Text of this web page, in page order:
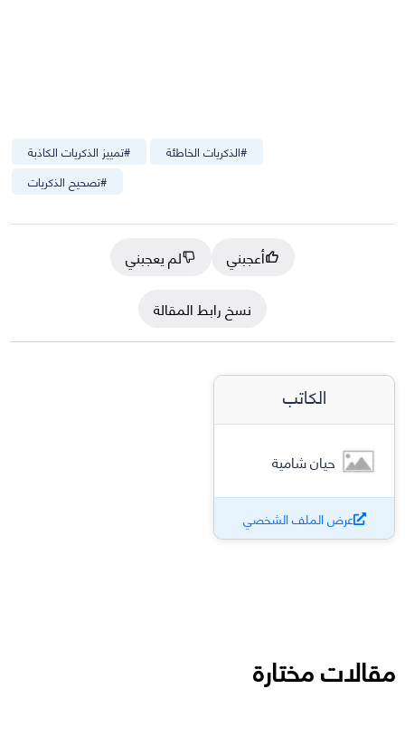
#تمييز الذكريات الكاذبة #الذكريات الخاطئة
#تصحيح الذكريات
أعجبني
لم يعجبني
نسخ رابط المقالة
الكاتب
حيان شامية
عرض الملف الشخصي
مقالات مختارة